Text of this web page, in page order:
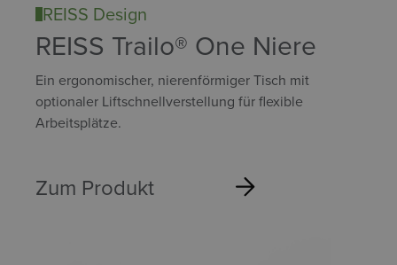
REISS Design
REISS Trailo® One Niere
Ein ergonomischer, nierenförmiger Tisch mit
optionaler Liftschnellverstellung für flexible
Arbeitsplätze.
Zum Produkt